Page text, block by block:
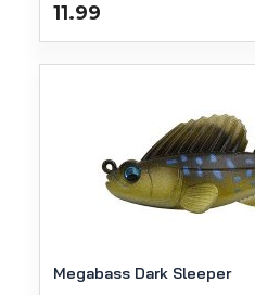
11.99
Megabass Dark Sleeper